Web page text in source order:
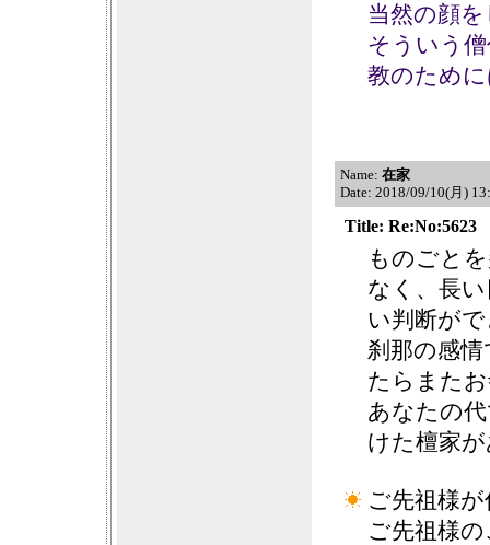
当然の顔
そういう
教のため
Name: 在家
Date: 2018/09/10(月)
Title: Re:No:5623
ものごと
なく、長
い判断が
刹那の感
たらまた
あなたの
けた檀家
ご先祖様
ご先祖様